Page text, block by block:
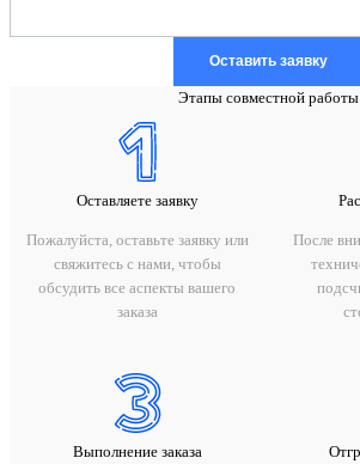
Оставить заявку
Этапы совместной работы
Оставляете заявку
Пожалуйста, оставьте заявку или
свяжитесь с нами, чтобы
обсудить все аспекты вашего
заказа
После
Выполнение заказа